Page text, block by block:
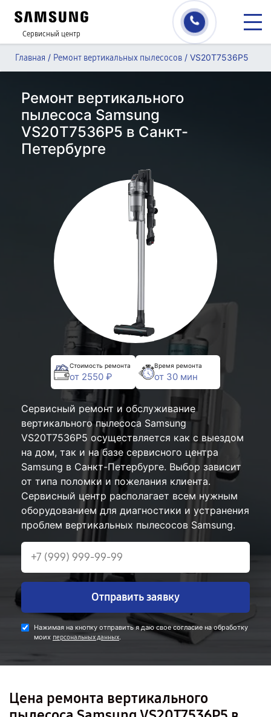
Сервисный центр
Главная / Ремонт вертикальных пылесосов / VS20T7536P5
Ремонт вертикального
пылесоса Samsung
VS20T7536P5 в Санкт-
Петербурге
Стоимость ремонта
от 2550 ₽
Время ремонта
от 30 мин
Сервисный ремонт и обслуживание
вертикального пылесоса Samsung
VS20T7536P5 осуществляется как с выездом
на дом, так и на базе сервисного центра
Samsung в Санкт-Петербурге. Выбор зависит
от типа поломки и пожелания клиента.
Сервисный центр располагает всем нужным
оборудованием для диагностики и устранения
проблем вертикальных пылесосов Samsung.
Отправить заявку
Нажимая на кнопку отправить я даю свое согласие на обработку
моих персональных данных.
Цена ремонта вертикального